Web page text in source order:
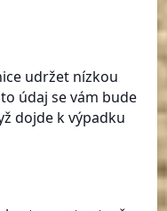
udržet nízkou
údaj se vám bude
dojde k výpadku